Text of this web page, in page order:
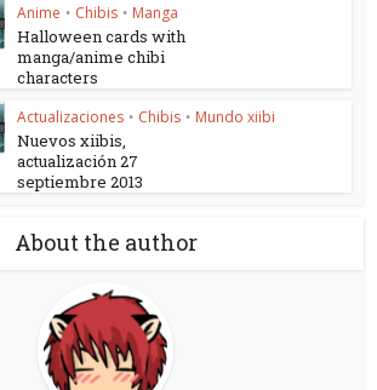
Anime • Chibis • Manga
Halloween cards with
manga/anime chibi
characters
Actualizaciones • Chibis • Mundo xiibi
Nuevos xiibis,
actualización 27
septiembre 2013
About the author